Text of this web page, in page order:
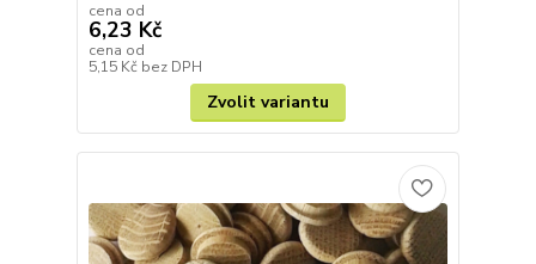
cena od
6,23 Kč
cena od
5,15 Kč bez DPH
Zvolit variantu